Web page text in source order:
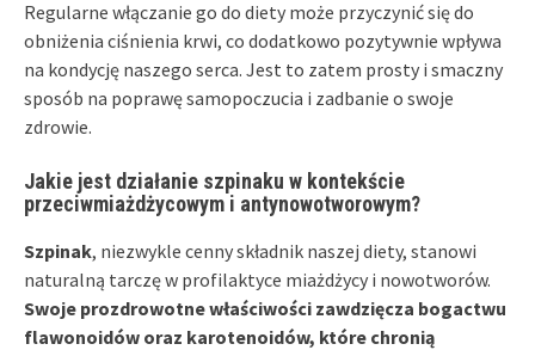
Regularne włączanie go do diety może przyczynić się do
obniżenia ciśnienia krwi, co dodatkowo pozytywnie wpływa
na kondycję naszego serca. Jest to zatem prosty i smaczny
sposób na poprawę samopoczucia i zadbanie o swoje
zdrowie.
Jakie jest działanie szpinaku w kontekście
przeciwmiażdżycowym i antynowotworowym?
Szpinak, niezwykle cenny składnik naszej diety, stanowi
naturalną tarczę w profilaktyce miażdżycy i nowotworów.
Swoje prozdrowotne właściwości zawdzięcza bogactwu
flawonoidów oraz karotenoidów, które chronią